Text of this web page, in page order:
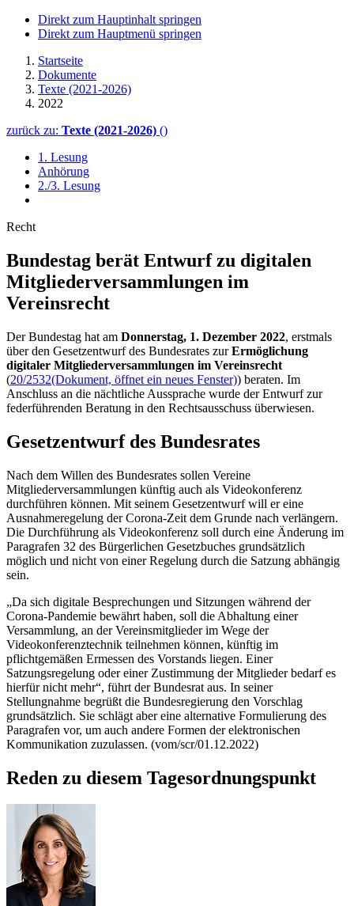
Direkt zum Hauptinhalt springen
Direkt zum Hauptmenü springen
Startseite
Dokumente
Texte (2021-2026)
2022
zurück zu: Texte (2021-2026) ()
1. Lesung
Anhörung
2./3. Lesung
Recht
Bundestag berät Entwurf zu digitalen
Mitglieder­versamm­lungen im
Vereinsrecht
Der Bundestag hat am Donnerstag, 1. Dezember 2022, erstmals
über den Gesetzentwurf des Bundesrates zurErmöglichung
digitaler Mitgliederversammlungen im Vereinsrecht
(20/2532(Dokument, öffnet ein neues Fenster)) beraten. Im
Anschluss an die nächtliche Aussprache wurde der Entwurf zur
federführenden Beratung in den Rechtsausschuss überwiesen.
Gesetzentwurf des Bundesrates
Nach dem Willen des Bundesrates sollen Vereine
Mitgliederversammlungen künftig auch als Videokonferenz
durchführen können. Mit seinem Gesetzentwurf will er eine
Ausnahmeregelung der Corona-Zeit dem Grunde nach verlängern.
Die Durchführung als Videokonferenz soll durch eine Änderung im
Paragrafen 32 des Bürgerlichen Gesetzbuches grundsätzlich
möglich und nicht von einer Regelung durch die Satzung abhängig
sein.
„Da sich digitale Besprechungen und Sitzungen während der
Corona-Pandemie bewährt haben, soll die Abhaltung einer
Versammlung, an der Vereinsmitglieder im Wege der
Videokonferenztechnik teilnehmen können, künftig im
pflichtgemäßen Ermessen des Vorstands liegen. Einer
Satzungsregelung oder einer Zustimmung der Mitglieder bedarf es
hierfür nicht mehr“, führt der Bundesrat aus. In seiner
Stellungnahme begrüßt die Bundesregierung den Vorschlag
grundsätzlich. Sie schlägt aber eine alternative Formulierung des
Paragrafen vor, um auch andere Formen der elektronischen
Kommunikation zuzulassen. (vom/scr/01.12.2022)
Reden zu diesem Tagesordnungspunkt